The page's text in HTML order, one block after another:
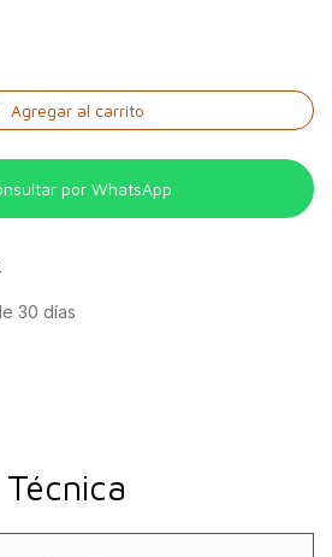
Agregar al carrito
por WhatsApp
30 días